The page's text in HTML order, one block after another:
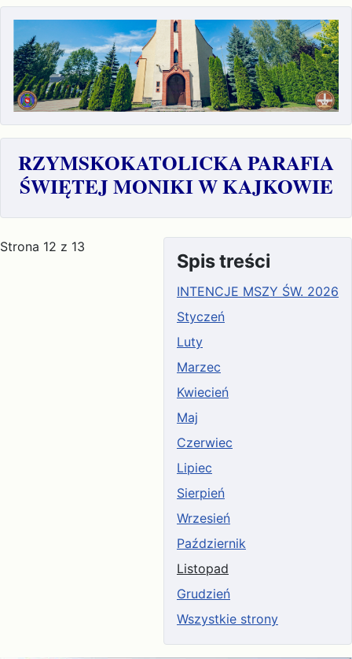
RZYMSKOKATOLICKA PARAFIA
ŚWIĘTEJ MONIKI W KAJKOWIE
Spis treści
INTENCJE MSZY ŚW. 2026
Styczeń
Luty
Marzec
Kwiecień
Maj
Czerwiec
Lipiec
Sierpień
Wrzesień
Październik
Listopad
Grudzień
Wszystkie strony
Strona 12 z 13